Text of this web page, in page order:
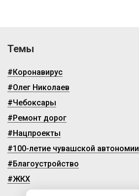
Темы
#Коронавирус
#Олег Николаев
#Чебоксары
#Ремонт дорог
#Нацпроекты
#100-летие чувашской автономии
#Благоустройство
#ЖКХ